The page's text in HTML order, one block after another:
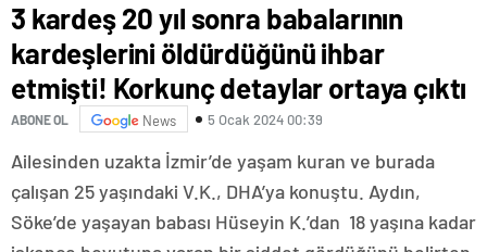
3 kardeş 20 yıl sonra babalarının
kardeşlerini öldürdüğünü ihbar
etmişti! Korkunç detaylar ortaya çıktı
ABONE OL News 5 Ocak 2024 00:39
Ailesinden uzakta İzmir’de yaşam kuran ve burada
çalışan 25 yaşındaki V.K., DHA’ya konuştu. Aydın,
Söke’de yaşayan babası Hüseyin K.’dan 18 yaşına kadar